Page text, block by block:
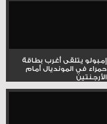
إمبولو يتلقى أغرب بطاقة
حمراء في المونديال أمام
الأرجنتين